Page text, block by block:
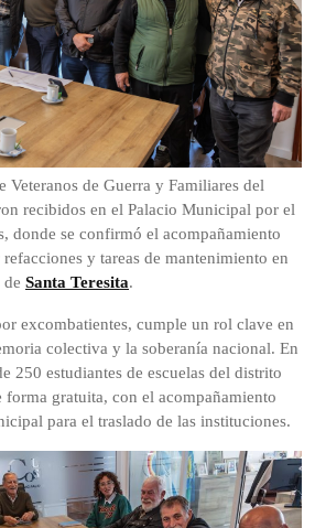
Veteranos de Guerra y Familiares del
recibidos en el Palacio Municipal por el
donde se confirmó el acompañamiento
y tareas de mantenimiento en
Santa Teresita.
excombatientes, cumple un rol clave en
colectiva y la soberanía nacional. En
250 estudiantes de escuelas del distrito
gratuita, con el acompañamiento
para el traslado de las instituciones.